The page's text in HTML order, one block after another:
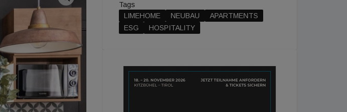
Tags
LIMEHOME
NEUBAU
APARTMENTS
ESG
HOSPITALITY